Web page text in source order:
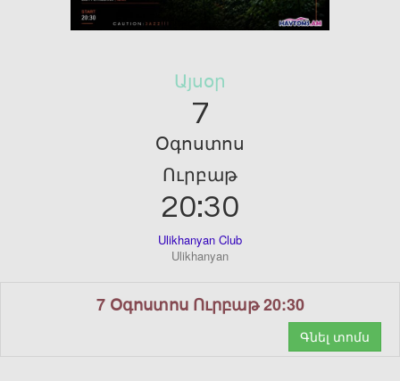
Այսօր
7
Օգոստոս
Ուրբաթ
20:30
Ulikhanyan Club
Ulikhanyan
7 Օգոստոս Ուրբաթ 20:30
Գնել տոմս